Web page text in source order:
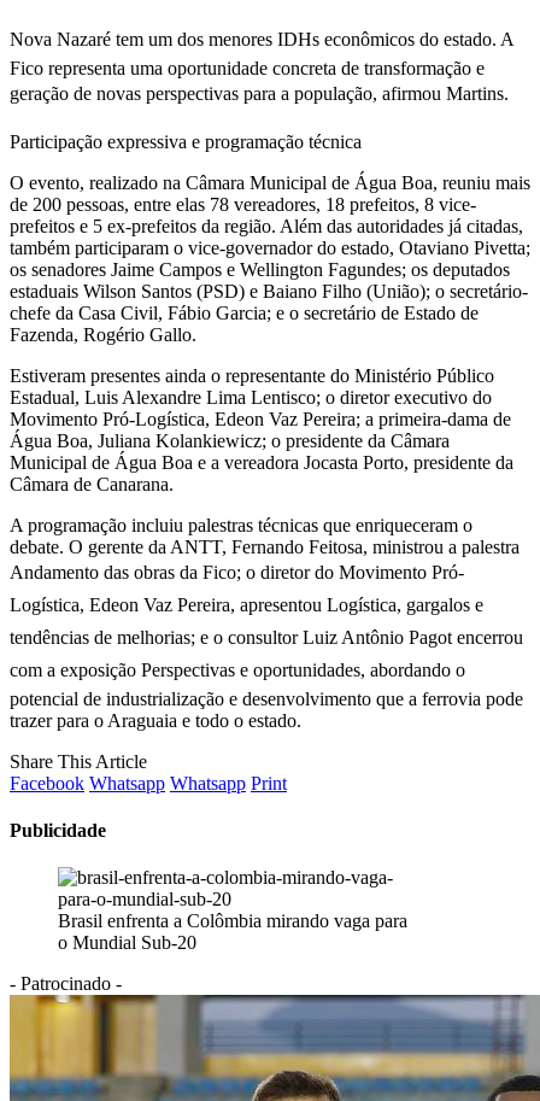
Nova Nazaré tem um dos menores IDHs econômicos do estado. A
Fico representa uma oportunidade concreta de transformação e
geração de novas perspectivas para a população, afirmou Martins.
Participação expressiva e programação técnica
O evento, realizado na Câmara Municipal de Água Boa, reuniu mais
de 200 pessoas, entre elas 78 vereadores, 18 prefeitos, 8 vice-
prefeitos e 5 ex-prefeitos da região. Além das autoridades já citadas,
também participaram o vice-governador do estado, Otaviano Pivetta;
os senadores Jaime Campos e Wellington Fagundes; os deputados
estaduais Wilson Santos (PSD) e Baiano Filho (União); o secretário-
chefe da Casa Civil, Fábio Garcia; e o secretário de Estado de
Fazenda, Rogério Gallo.
Estiveram presentes ainda o representante do Ministério Público
Estadual, Luis Alexandre Lima Lentisco; o diretor executivo do
Movimento Pró-Logística, Edeon Vaz Pereira; a primeira-dama de
Água Boa, Juliana Kolankiewicz; o presidente da Câmara
Municipal de Água Boa e a vereadora Jocasta Porto, presidente da
Câmara de Canarana.
A programação incluiu palestras técnicas que enriqueceram o
debate. O gerente da ANTT, Fernando Feitosa, ministrou a palestra
Andamento das obras da Fico; o diretor do Movimento Pró-
Logística, Edeon Vaz Pereira, apresentou Logística, gargalos e
tendências de melhorias; e o consultor Luiz Antônio Pagot encerrou
com a exposição Perspectivas e oportunidades, abordando o
potencial de industrialização e desenvolvimento que a ferrovia pode
trazer para o Araguaia e todo o estado.
Share This Article
Facebook Whatsapp Whatsapp Print
Publicidade
Brasil enfrenta a Colômbia mirando vaga para
o Mundial Sub-20
- Patrocinado -